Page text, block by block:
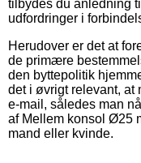
tilbydes du anledning
udfordringer i
Herudover er det at
de primære
den byttepolitik
det i øvrigt relevant,
e-mail, således man
af Mellem konsol Ø25
mand eller kvinde.